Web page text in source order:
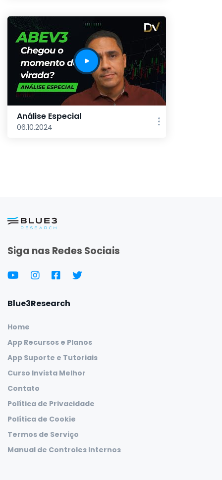
Análise Especial
06.10.2024
Siga nas Redes Sociais
Blue3Research
Home
App Recursos e Planos
App Suporte e Tutoriais
Curso Invista Melhor
Contato
Política de Privacidade
Política de Cookie
Termos de Serviço
Manual de Controles Internos